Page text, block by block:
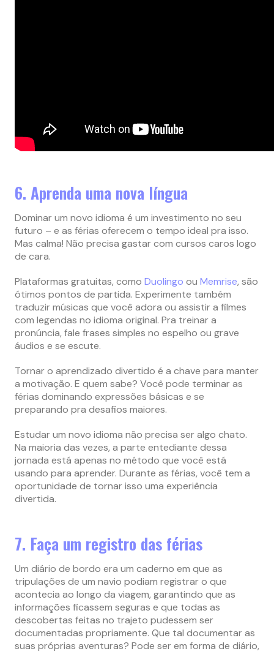
6. Aprenda uma nova língua
Dominar um novo idioma é um investimento no seu
futuro – e as férias oferecem o tempo ideal pra isso.
Mas calma! Não precisa gastar com cursos caros logo
de cara.
Plataformas gratuitas, como Duolingo ou Memrise, são
ótimos pontos de partida. Experimente também
traduzir músicas que você adora ou assistir a filmes
com legendas no idioma original. Pra treinar a
pronúncia, fale frases simples no espelho ou grave
áudios e se escute.
Tornar o aprendizado divertido é a chave para manter
a motivação. E quem sabe? Você pode terminar as
férias dominando expressões básicas e se
preparando pra desafios maiores.
Estudar um novo idioma não precisa ser algo chato.
Na maioria das vezes, a parte entediante dessa
jornada está apenas no método que você está
usando para aprender. Durante as férias, você tem a
oportunidade de tornar isso uma experiência
divertida.
7. Faça um registro das férias
Um diário de bordo era um caderno em que as
tripulações de um navio podiam registrar o que
acontecia ao longo da viagem, garantindo que as
informações ficassem seguras e que todas as
descobertas feitas no trajeto pudessem ser
documentadas propriamente. Que tal documentar as
suas próprias aventuras? Pode ser em forma de diário,